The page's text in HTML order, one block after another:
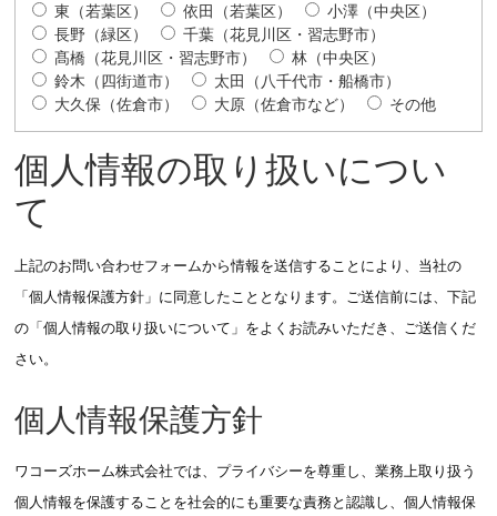
東（若葉区）
依田（若葉区）
小澤（中央区）
長野（緑区）
千葉（花見川区・習志野市）
髙橋（花見川区・習志野市）
林（中央区）
鈴木（四街道市）
太田（八千代市・船橋市）
大久保（佐倉市）
大原（佐倉市など） その他
個人情報の取り扱いについ
て
上記のお問い合わせフォームから情報を送信することにより、当社の
「個人情報保護方針」に同意したこととなります。ご送信前には、下記
の「個人情報の取り扱いについて」をよくお読みいただき、ご送信くだ
さい。
個人情報保護方針
ワコーズホーム株式会社では、プライバシーを尊重し、業務上取り扱う
個人情報を保護することを社会的にも重要な責務と認識し、個人情報保